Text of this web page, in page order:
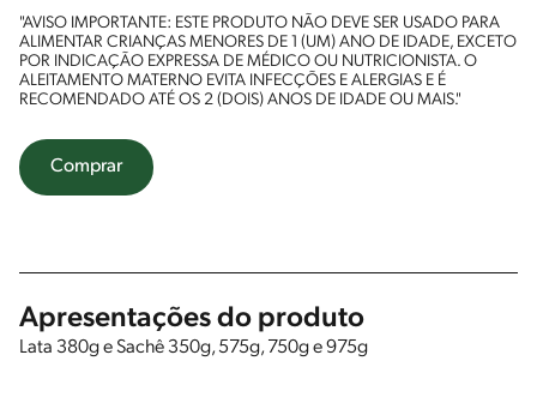
"AVISO IMPORTANTE: ESTE PRODUTO NÃO DEVE SER USADO PARA
ALIMENTAR CRIANÇAS MENORES DE 1 (UM) ANO DE IDADE, EXCETO
POR INDICAÇÃO EXPRESSA DE MÉDICO OU NUTRICIONISTA. O
ALEITAMENTO MATERNO EVITA INFECÇÕES E ALERGIAS E É
RECOMENDADO ATÉ OS 2 (DOIS) ANOS DE IDADE OU MAIS."
Comprar
Apresentações do produto
Lata 380g e Sachê 350g, 575g, 750g e 975g